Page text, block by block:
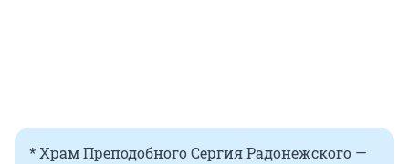
* Храм Преподобного Сергия Радонежского —